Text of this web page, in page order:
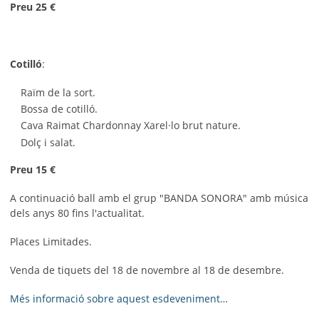
Preu 25 €
Cotilló:
Raïm de la sort.
Bossa de cotilló.
Cava Raimat Chardonnay Xarel·lo brut nature.
Dolç i salat.
Preu 15 €
A continuació ball amb el grup "BANDA SONORA" amb música
dels anys 80 fins l'actualitat.
Places Limitades.
Venda de tiquets del 18 de novembre al 18 de desembre.
Més informació sobre aquest esdeveniment…